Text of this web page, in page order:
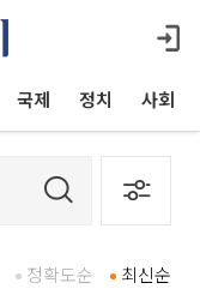
국제 정치 사회
최신순
정확도순